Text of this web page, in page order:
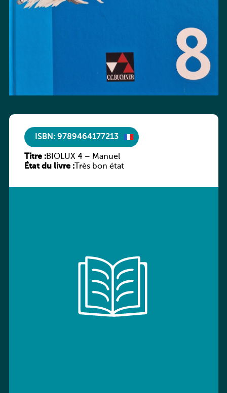
ISBN: 9789464177213
Titre :BIOLUX 4 – Manuel
État du livre :Très bon état